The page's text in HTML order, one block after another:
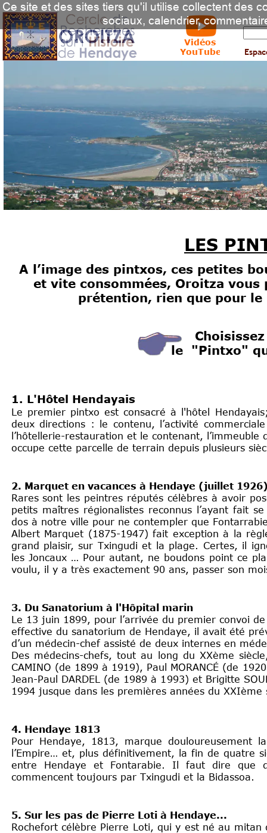
Vidéos
YouTube
LES
A l’image des pintxos, ces petites
et vite consommées, Oroitza vous
prétention, rien que pour le
le "Pintxo"
1. L'Hôtel Hendayais
Le premier pintxo est consacré à l'hôtel
deux directions : le contenu, l’activité
l’hôtellerie-restauration et le contenant,
occupe cette parcelle de terrain depuis plusieurs
2. Marquet en vacances à Hendaye (juillet
Rares sont les peintres réputés célèbres à avoir
petits maîtres régionalistes reconnus l’ayant fait
dos à notre ville pour ne contempler que
Albert Marquet (1875-1947) fait exception à la
grand plaisir, sur Txingudi et la plage. Certes, il
les Joncaux … Pour autant, ne boudons point ce
voulu, il y a très exactement 90 ans, passer son
3. Du Sanatorium à l'Hôpital marin
Le 13 juin 1899, pour l’arrivée du premier convoi
effective du sanatorium de Hendaye, il avait été
d’un médecin-chef assisté de deux internes en
Des médecins-chefs, tout au long du XXème
CAMINO (de 1899 à 1919), Paul MORANCÉ (de
Jean-Paul DARDEL (de 1989 à 1993) et Brigitte
1994 jusque dans les premières années du
4. Hendaye 1813
Pour Hendaye, 1813, marque
l’Empire… et, plus définitivement, la fin de quatre
entre Hendaye et Fontarabie. Il faut dire que
commencent toujours par Txingudi et la Bidassoa.
5. Sur les pas de Pierre Loti à Hendaye...
Rochefort célèbre Pierre Loti, qui y est né au
Ce site et des sites tiers qu'il utilise collectent des
sociaux, calendrier,